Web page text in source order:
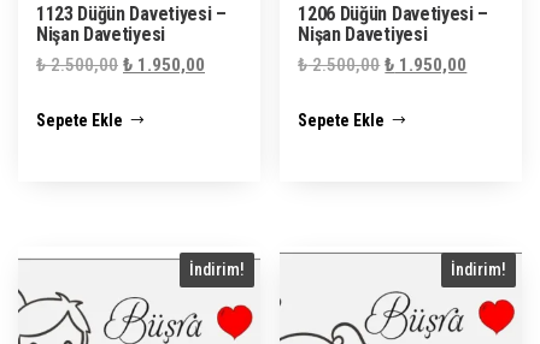
1123 Düğün Davetiyesi –
Nişan Davetiyesi
₺2.500,00 Orijinal
₺ 2.500,00.
₺ 1.950,00
Sepete Ekle
1206 Düğün Davetiyesi –
Nişan Davetiyesi
₺2.500,00 Orijinal
₺ 2.500,00.
₺ 1.950,00
Sepete Ekle
İndirim! İndirim!